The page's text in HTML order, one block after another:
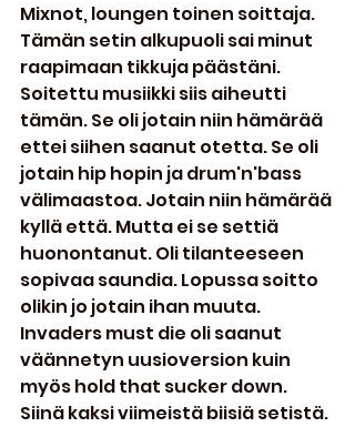
Mixnot, loungen toinen soittaja.
Tämän setin alkupuoli sai minut
raapimaan tikkuja päästäni.
Soitettu musiikki siis aiheutti
tämän. Se oli jotain niin hämärää
ettei siihen saanut otetta. Se oli
jotain hip hopin ja drum'n'bass
välimaastoa. Jotain niin hämärää
kyllä että. Mutta ei se settiä
huonontanut. Oli tilanteeseen
sopivaa saundia. Lopussa soitto
olikin jo jotain ihan muuta.
Invaders must die oli saanut
väännetyn uusioversion kuin
myös hold that sucker down.
Siinä kaksi viimeistä biisiä setistä.